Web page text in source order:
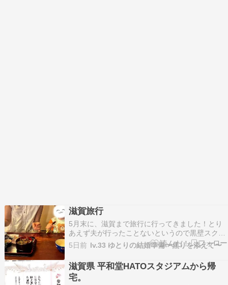
滋賀旅行
5月末に、滋賀まで旅行に行ってきました！とり
あえず夫が行ったことないというので黒壁スクエ
アへ私は10年以上ぶり…お腹が減って入ったこち
ら????????‍♀️息子にしっかり牛丼取られまし
た。風鈴たくさん！暑い日だったので涼しげだっ
たー♡ベビーカステラゲットして、ご機嫌の2人
宿泊…
5日前 lv.33 ゆとりの結婚準備〜焦りを添えて〜
滋賀県 平和堂HATOスタジアムから帰
宅。